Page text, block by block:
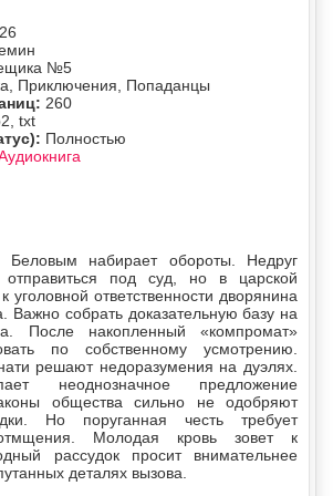
№5
Приключения, Попаданцы
260
txt
Полностью
набирает обороты. Недруг
отправиться под суд, но в царской
уголовной ответственности дворянина
Важно собрать доказательную базу на
После накопленный «компромат»
по собственному усмотрению.
решают недоразумения на дуэлях.
неоднозначное предложение
общества сильно не одобряют
Но поруганная честь требует
Молодая кровь зовет к
рассудок просит внимательнее
деталях вызова.